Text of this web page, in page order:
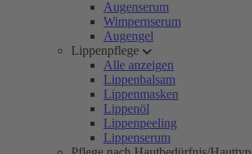
Augenserum
Wimpernserum
Augengel
Lippenpflege
Alle anzeigen
Lippenbalsam
Lippenmasken
Lippenöl
Lippenpeeling
Lippenserum